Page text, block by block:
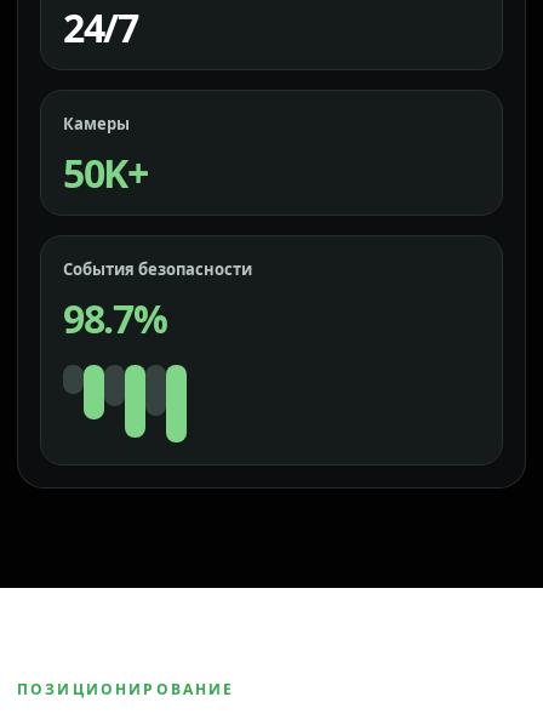
24/7
Камеры
50K+
События безопасности
98.7%
ПОЗИЦИОНИРОВАНИЕ